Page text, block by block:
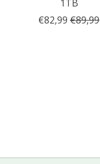
1TB
€82,99 €89,99